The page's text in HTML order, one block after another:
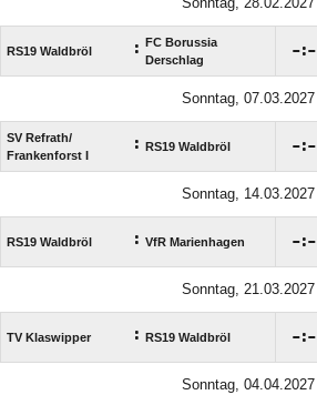
RS19 Waldbröl :
FC Borussia
Derschlag
:
Sonntag, 07.03.2027
SV Refrath/​
Frankenforst I
: RS19 Waldbröl :
Sonntag, 14.03.2027
RS19 Waldbröl : VfR Marienhagen :
Sonntag, 21.03.2027
TV Klaswipper : RS19 Waldbröl :
Sonntag, 04.04.2027